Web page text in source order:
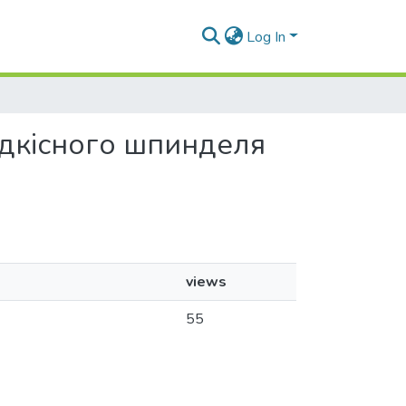
Log In
шпинделя
views
55